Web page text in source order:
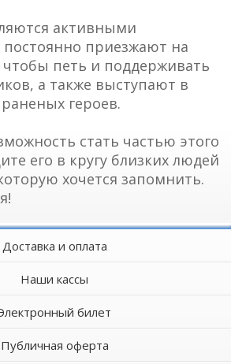
активными
приезжают на
петь и поддерживать
а также выступают в
героев.
стать частью этого
его в кругу близких людей
хочется запомнить.
Доставка и оплата
Наши кассы
билет
Публичная оферта